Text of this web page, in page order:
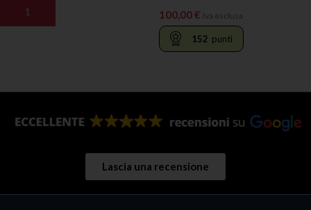
AGGIUNGI AL CARRELLO 100,00€ Iva esclusa
152 punti
Lascia una recensione